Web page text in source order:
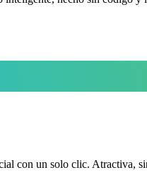
con un solo clic. Atractiva,